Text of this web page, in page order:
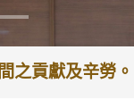
之貢獻及辛勞。